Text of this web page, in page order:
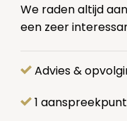
We raden altijd
een zeer
Advies &
1